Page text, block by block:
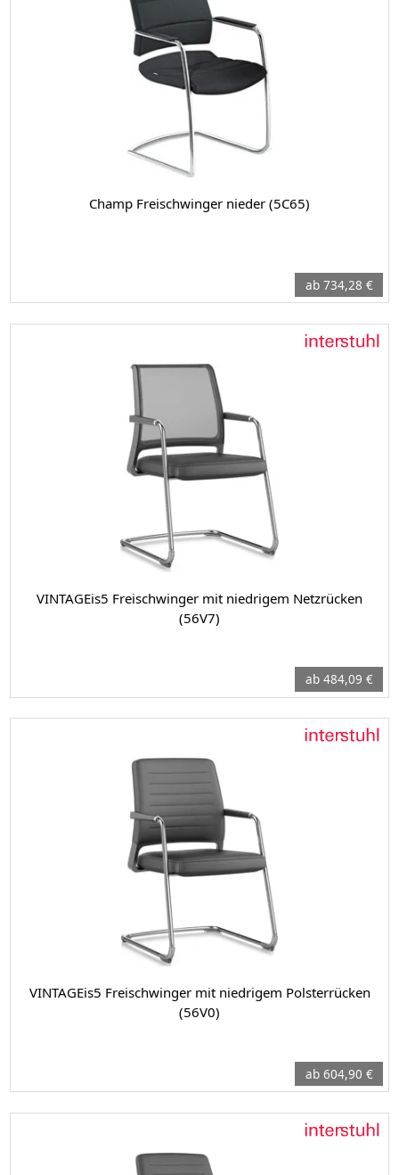
Champ Freischwinger nieder (5C65)
ab 734,28 €
VINTAGEis5 Freischwinger mit niedrigem Netzrücken
(56V7)
ab 484,09 €
VINTAGEis5 Freischwinger mit niedrigem Polsterrücken
(56V0)
ab 604,90 €